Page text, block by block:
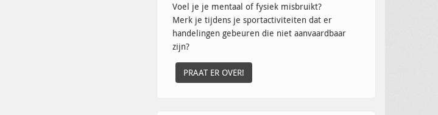
Voel je je mentaal of fysiek misbruikt?
Merk je tijdens je sportactiviteiten dat er
handelingen gebeuren die niet aanvaardbaar
zijn?
PRAAT ER OVER!